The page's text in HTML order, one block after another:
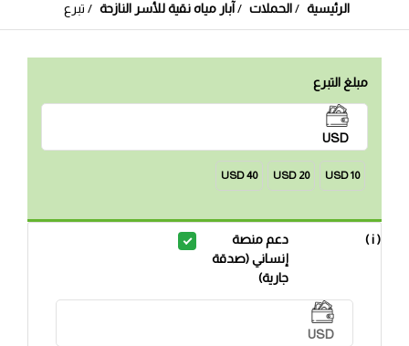
الرئيسية الحملات آبار مياه نقية للأسر النازحة تبرع
مبلغ التبرع
USD
10 USD
20 USD
40 USD
دعم منصة
إنساني (صدقة
جارية)
( i )
USD